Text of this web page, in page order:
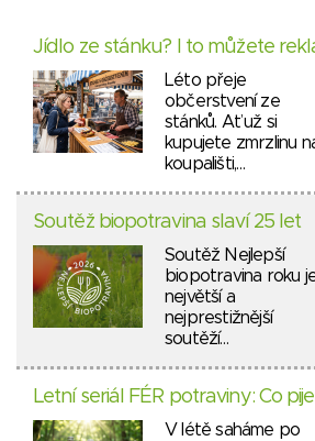
Jídlo ze stánku? I to můžete
Léto přeje
občerstvení ze
stánků. Ať už si
kupujete zmrzlinu
koupališti,…
Soutěž biopotravina slaví 25 let
Soutěž Nejlepší
biopotravina roku
největší a
nejprestižnější
soutěží…
Letní seriál FÉR potraviny: Co
V létě saháme po